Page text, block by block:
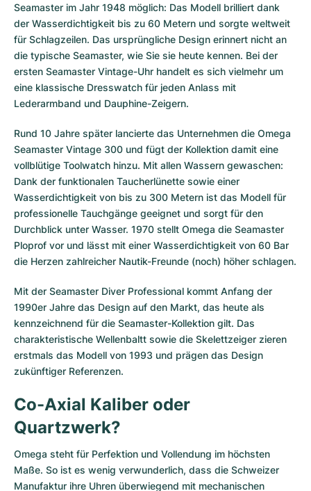
Seamaster im Jahr 1948 möglich: Das Modell brilliert dank
der Wasserdichtigkeit bis zu 60 Metern und sorgte weltweit
für Schlagzeilen. Das ursprüngliche Design erinnert nicht an
die typische Seamaster, wie Sie sie heute kennen. Bei der
ersten Seamaster Vintage-Uhr handelt es sich vielmehr um
eine klassische Dresswatch für jeden Anlass mit
Lederarmband und Dauphine-Zeigern.
Rund 10 Jahre später lancierte das Unternehmen die Omega
Seamaster Vintage 300 und fügt der Kollektion damit eine
vollblütige Toolwatch hinzu. Mit allen Wassern gewaschen:
Dank der funktionalen Taucherlünette sowie einer
Wasserdichtigkeit von bis zu 300 Metern ist das Modell für
professionelle Tauchgänge geeignet und sorgt für den
Durchblick unter Wasser. 1970 stellt Omega die Seamaster
Ploprof vor und lässt mit einer Wasserdichtigkeit von 60 Bar
die Herzen zahlreicher Nautik-Freunde (noch) höher schlagen.
Mit der Seamaster Diver Professional kommt Anfang der
1990er Jahre das Design auf den Markt, das heute als
kennzeichnend für die Seamaster-Kollektion gilt. Das
charakteristische Wellenbaltt sowie die Skelettzeiger zieren
erstmals das Modell von 1993 und prägen das Design
zukünftiger Referenzen.
Co-Axial Kaliber oder
Quartzwerk?
Omega steht für Perfektion und Vollendung im höchsten
Maße. So ist es wenig verwunderlich, dass die Schweizer
Manufaktur ihre Uhren überwiegend mit mechanischen